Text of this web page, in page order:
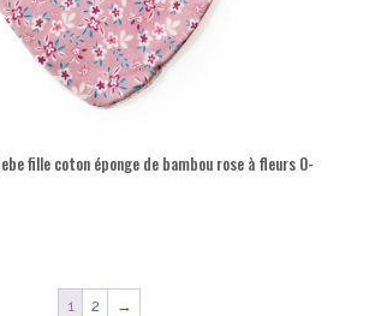
fille coton éponge de bambou rose à fleurs 0-
1 2 →